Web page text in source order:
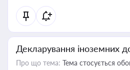
Декларування іноземних
Про що тема: Тема стосується